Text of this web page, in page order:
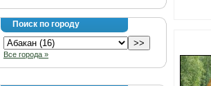
Поиск по городу
Все города »